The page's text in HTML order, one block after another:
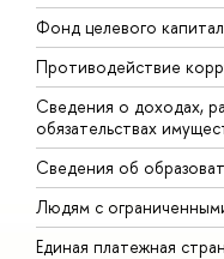
Фонд целевого
Противодействие
Сведения о доходах,
обязательствах
Сведения об
Людям с
Единая платежная